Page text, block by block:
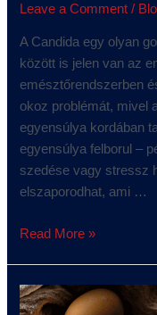
Leave a Comment /
A Candida egy olyan
között is jelen van az
emésztőrendszerben
okoz problémát, mivel
egyensúlya kordában
egyensúlya felborul –
szedése vagy stressz
elszaporodhat, ami …
Read More »